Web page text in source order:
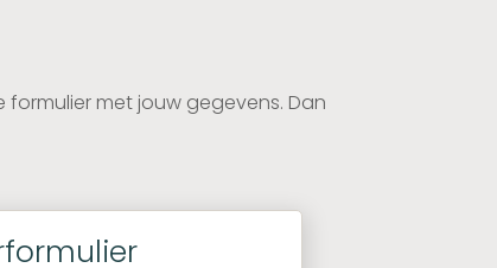
met jouw gegevens. Dan